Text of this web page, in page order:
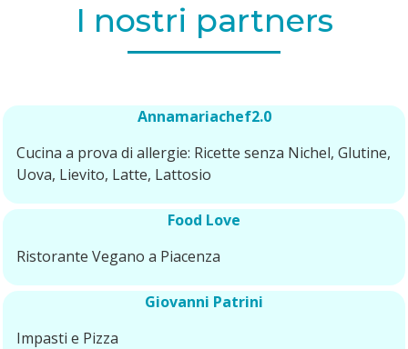
I nostri partners
Annamariachef2.0
Cucina a prova di allergie: Ricette senza Nichel, Glutine,
Uova, Lievito, Latte, Lattosio
Food Love
Ristorante Vegano a Piacenza
Giovanni Patrini
Impasti e Pizza